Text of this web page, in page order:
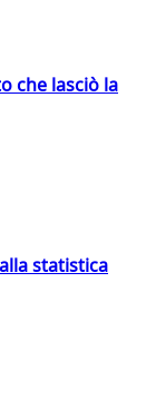
che lasciò la
statistica